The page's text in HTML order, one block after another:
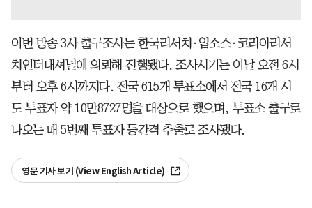
이번 방송 3사 출구조사는 한국리서치·입소스·코리아리서
치인터내셔널에 의뢰해 진행됐다. 조사시기는 이날 오전 6시
부터 오후 6시까지다. 전국 615개 투표소에서 전국 16개 시
도 투표자 약 10만8727명을 대상으로 했으며, 투표소 출구로
나오는 매 5번째 투표자 등간격 추출로 조사됐다.
영문 기사 보기 (View English Article)